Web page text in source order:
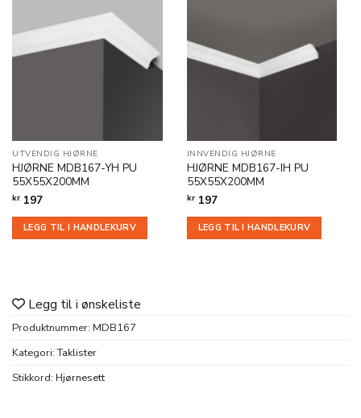
UTVENDIG HJØRNE
HJØRNE MDB167-YH PU
55X55X200MM
kr 197
LEGG TIL I HANDLEKURV
INNVENDIG HJØRNE
HJØRNE MDB167-IH PU
55X55X200MM
kr197
LEGG TIL I HANDLEKURV
Legg til i ønskeliste
Produktnummer: MDB167
Kategori:Taklister
Stikkord: Hjørnesett